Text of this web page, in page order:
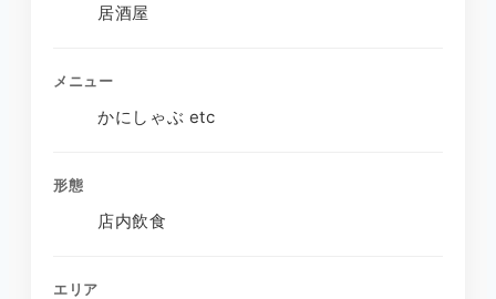
居酒屋
メニュー
かにしゃぶ etc
形態
店内飲食
エリア